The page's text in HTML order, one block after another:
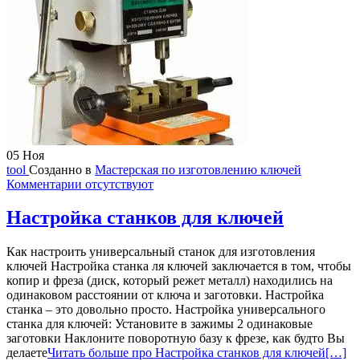
05 Ноя
tool Созданно в Мастерская по изготовлению ключей
Комментарии отсутствуют
Настройка станков для ключей
Как настроить универсальный станок для изготовления
ключей Настройка станка ля ключей заключается в том, чтобы
копир и фреза (диск, который режет металл) находились на
одинаковом расстоянии от ключа и заготовки. Настройка
станка – это довольно просто. Настройка универсального
станка для ключей: Установите в зажимы 2 одинаковые
заготовки Наклоните поворотную базу к фрезе, как будто Вы
делаетеЧитать больше про Настройка станков для ключей[…]